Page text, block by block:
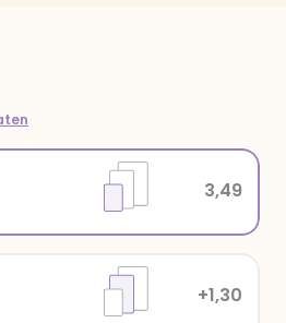
+1,30
3,49